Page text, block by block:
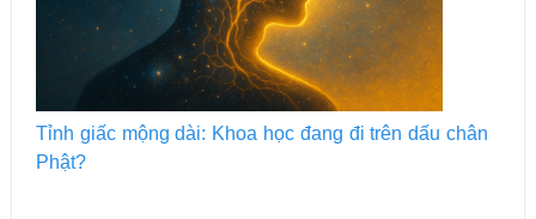
Tỉnh giấc mộng dài: Khoa học đang đi trên dấu chân
Phật?